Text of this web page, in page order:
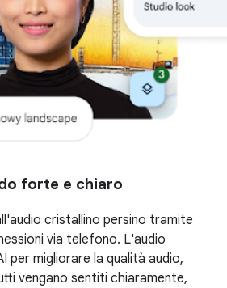
forte e chiaro
cristallino persino tramite
via telefono. L'audio
per migliorare la qualità audio,
vengano sentiti chiaramente,